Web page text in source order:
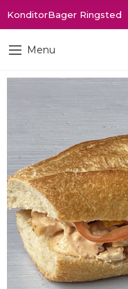
KonditorBager Ringsted
Menu